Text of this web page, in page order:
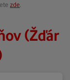
zde
(Žďár